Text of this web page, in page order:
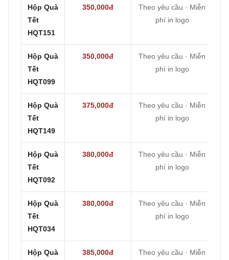
Hộp Quà
Tết
HQT151
350,000đ
Theo yêu cầu · Miễn
phí in logo
Hộp Quà
Tết
HQT099
350,000đ
Theo yêu cầu · Miễn
phí in logo
Hộp Quà
Tết
HQT149
375,000đ
Theo yêu cầu · Miễn
phí in logo
Hộp Quà
Tết
HQT092
380,000đ
Theo yêu cầu · Miễn
phí in logo
Hộp Quà
Tết
HQT034
380,000đ
Theo yêu cầu · Miễn
phí in logo
Hộp Quà
385,000đ
Theo yêu cầu · Miễn